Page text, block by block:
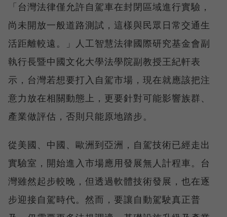
「台灣法律僅允許自駕車在封閉區域進行實驗，
尚未開放一般道路測試，這樣與民眾日常交通生
活距離較遠。」人工智慧法律國際研究基金會副
執行長暨中國文化大學法學院副教授王紀軒表
示，台灣若想要打入自駕市場，現在就應該把注
意力放在相關動態上，更要針對可能影響族群、
產業做評估，否則只能原地踏步。
從美國、中國、歐洲到亞洲，自駕技術已經走出
實驗室，開始進入市場應用發展無人計程車。台
灣雖然起步較晚，但透過軟體技術發展，也在逐
步迎接自駕時代。然而，要讓自動駕駛真正普